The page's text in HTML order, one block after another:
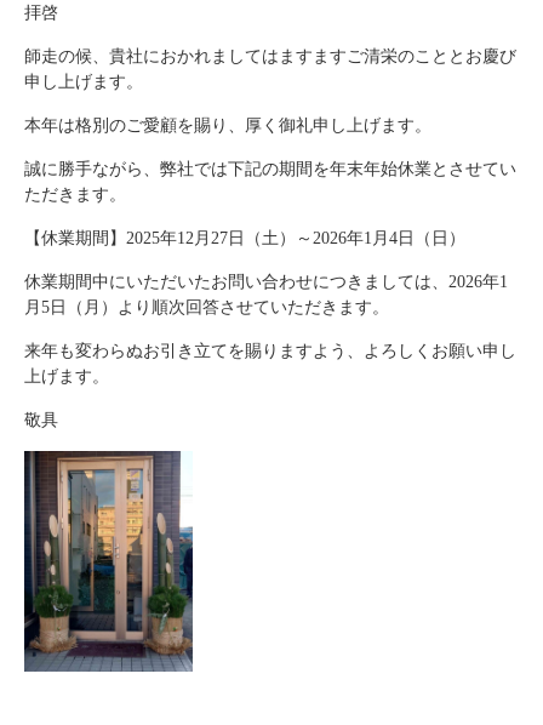
拝啓
師走の候、貴社におかれましてはますますご清栄のこととお慶び
申し上げます。
本年は格別のご愛顧を賜り、厚く御礼申し上げます。
誠に勝手ながら、弊社では下記の期間を年末年始休業とさせてい
ただきます。
【休業期間】 2025年12月 27 日（土）～ 2026年1 月 4 日（日）
休業期間中にいただいたお問い合わせにつきましては、 2026年1
月 5 日（月）より順次回答させていただきます。
来年も変わらぬお引き立てを賜りますよう、よろしくお願い申し
上げます。
敬具